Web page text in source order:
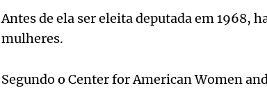
Antes de ela ser eleita deputada em 1968,
mulheres.
Segundo o Center for American Women